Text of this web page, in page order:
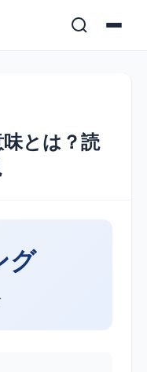
味とは？読
グ